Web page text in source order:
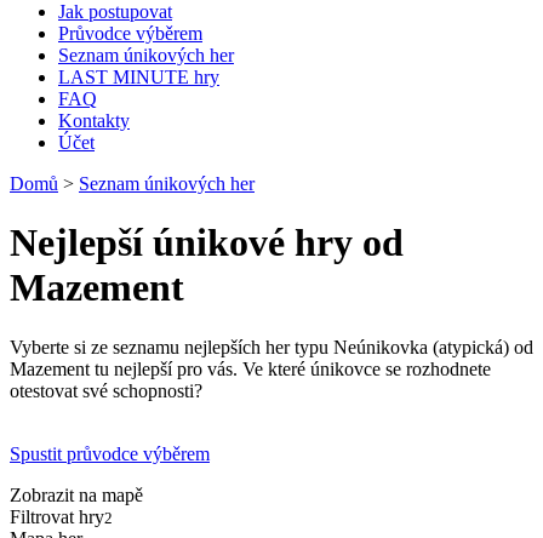
Jak postupovat
Průvodce výběrem
Seznam únikových her
LAST MINUTE hry
FAQ
Kontakty
Účet
Domů > Seznam únikových her
Nejlepší únikové hry od
Mazement
Vyberte si ze seznamu nejlepších her typu Neúnikovka (atypická) od
Mazement tu nejlepší pro vás. Ve které únikovce se rozhodnete
otestovat své schopnosti?
Spustit průvodce výběrem
Zobrazit na mapě
Filtrovat hry2